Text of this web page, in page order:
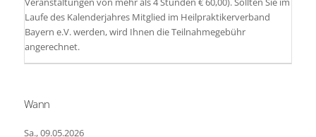
Laufe des Kalenderjahres Mitglied im Heilpraktikerverband
Bayern e.V. werden, wird Ihnen die Teilnahmegebühr
angerechnet.
Wann
Sa., 09.05.2026